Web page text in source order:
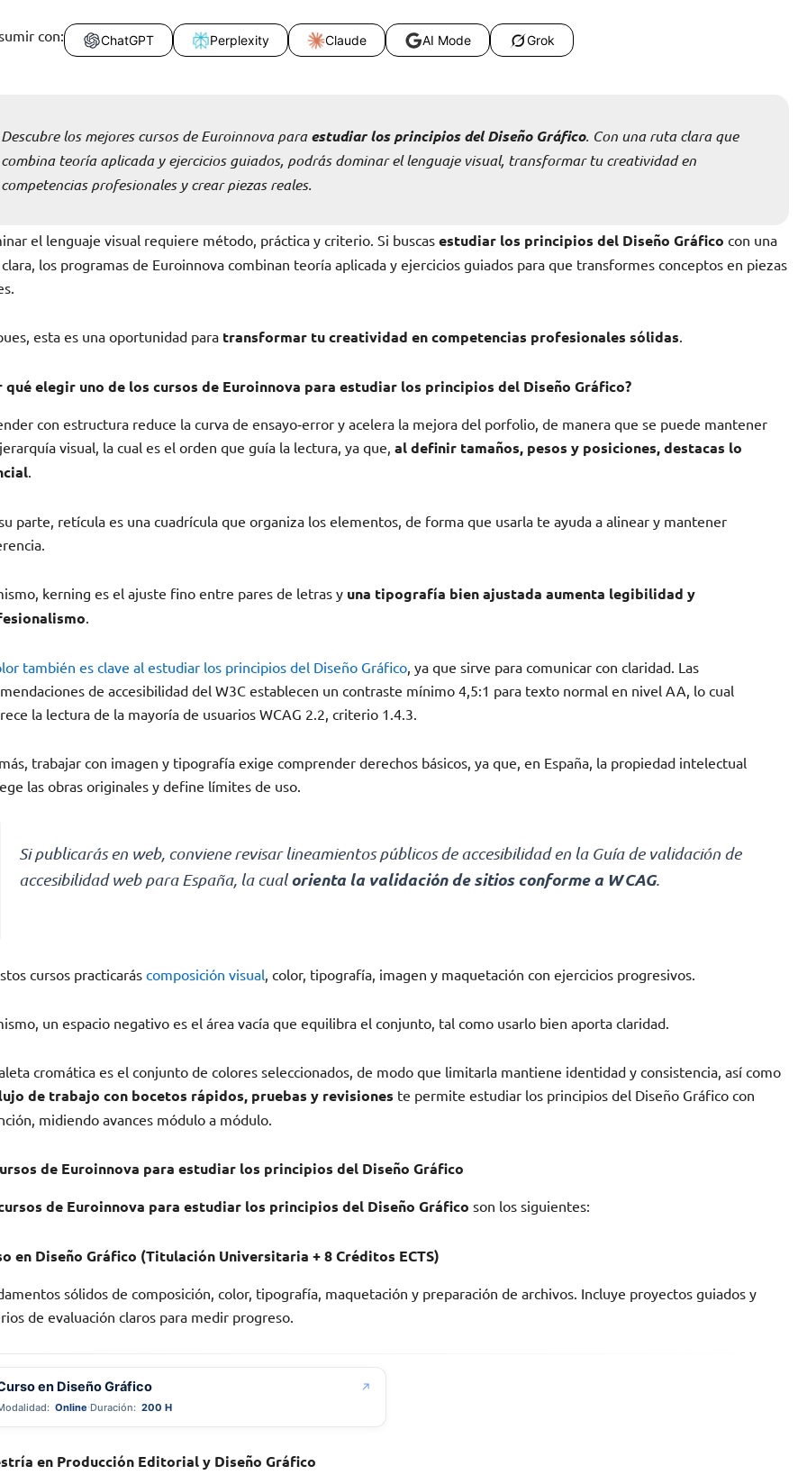
con: ChatGPT Perplexity Claude AI Mode Grok
Descubre los mejores cursos de Euroinnova paraestudiar los principios del Diseño Gráfico. Con una ruta clara que
combina teoría aplicada y ejercicios guiados, podrás dominar el lenguaje visual, transformar tu creatividad en
competencias profesionales y crear piezas reales.
el lenguaje visual requiere método, práctica y criterio. Si buscasestudiar los principios del Diseño Gráfico con una
los programas de Euroinnova combinan teoría aplicada y ejercicios guiados para que transformes conceptos en piezas
esta es una oportunidad para transformar tu creatividad en competencias profesionales sólidas.
qué elegir uno de los cursos de Euroinnova para estudiar los principios del Diseño Gráfico?
con estructura reduce la curva de ensayo‑error y acelera la mejora del porfolio, de manera que se puede mantener
visual, la cual es el orden que guía la lectura, ya que,al definir tamaños, pesos y posiciones, destacas lo
parte, retícula es una cuadrícula que organiza los elementos, de forma que usarla te ayuda a alinear y mantener
kerning es el ajuste fino entre pares de letras y una tipografía bien ajustada aumenta legibilidad y
también es clave al estudiar los principios del Diseño Gráfico , ya que sirve para comunicar con claridad. Las
de accesibilidad del W3C establecen un contraste mínimo 4,5:1 para texto normal en nivel AA, lo cual
la lectura de la mayoría de usuarios WCAG 2.2, criterio 1.4.3.
trabajar con imagen y tipografía exige comprender derechos básicos, ya que, en España, la propiedad intelectual
las obras originales y define límites de uso.
Si publicarás en web, conviene revisar lineamientos públicos de accesibilidad en la Guía de validación de
accesibilidad web para España, la cualorienta la validación de sitios conforme a WCAG.
cursos practicaráscomposición visual , color, tipografía, imagen y maquetación con ejercicios progresivos.
un espacio negativo es el área vacía que equilibra el conjunto, tal como usarlo bien aporta claridad.
cromática es el conjunto de colores seleccionados, de modo que limitarla mantiene identidad y consistencia, así como
de trabajo con bocetos rápidos, pruebas y revisiones te permite estudiar los principios del Diseño Gráfico con
midiendo avances módulo a módulo.
de Euroinnova para estudiar los principios del Diseño Gráfico
de Euroinnova para estudiar los principios del Diseño Gráficoson los siguientes:
en Diseño Gráfico (Titulación Universitaria + 8 Créditos ECTS)
sólidos de composición, color, tipografía, maquetación y preparación de archivos. Incluye proyectos guiados y
de evaluación claros para medir progreso.
en Diseño Gráfico ↗
Online Duración: 200 H
en Producción Editorial y Diseño Gráfico